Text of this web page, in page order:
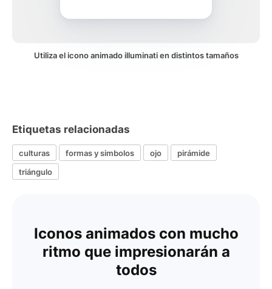
Utiliza el icono animado illuminati en distintos tamaños
Etiquetas relacionadas
culturas formas y simbolos ojo
pirámide
triángulo
Iconos animados con mucho
ritmo que impresionarán a
todos